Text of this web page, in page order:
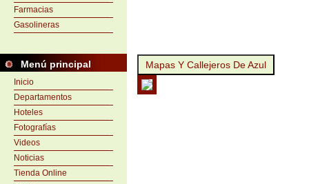
Farmacias
Gasolineras
Menú principal
Inicio
Departamentos
Hoteles
Fotografías
Videos
Noticias
Tienda Online
Mapas Y Callejeros De Azul